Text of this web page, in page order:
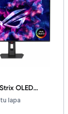
OLED
31.5"
lapa